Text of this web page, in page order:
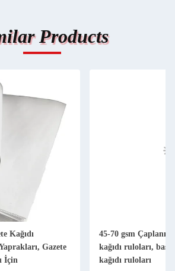
Products
Kağıdı
Gazete
İçin
45-70 gsm
kağıdı ruloları,
kağıdı ruloları